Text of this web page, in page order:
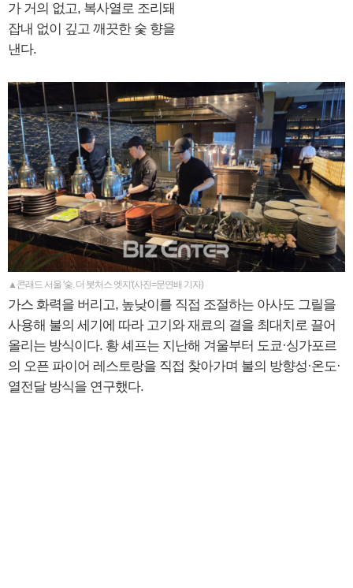
가 거의 없고, 복사열로 조리돼
잡내 없이 깊고 깨끗한 숯 향을
낸다.
▲콘래드 서울 '숯. 더 붓처스 엣지'(사진=문연배 기자)
가스 화력을 버리고, 높낮이를 직접 조절하는 아사도 그릴을
사용해 불의 세기에 따라 고기와 재료의 결을 최대치로 끌어
올리는 방식이다. 황 셰프는 지난해 겨울부터 도쿄·싱가포르
의 오픈 파이어 레스토랑을 직접 찾아가며 불의 방향성·온도·
열전달 방식을 연구했다.